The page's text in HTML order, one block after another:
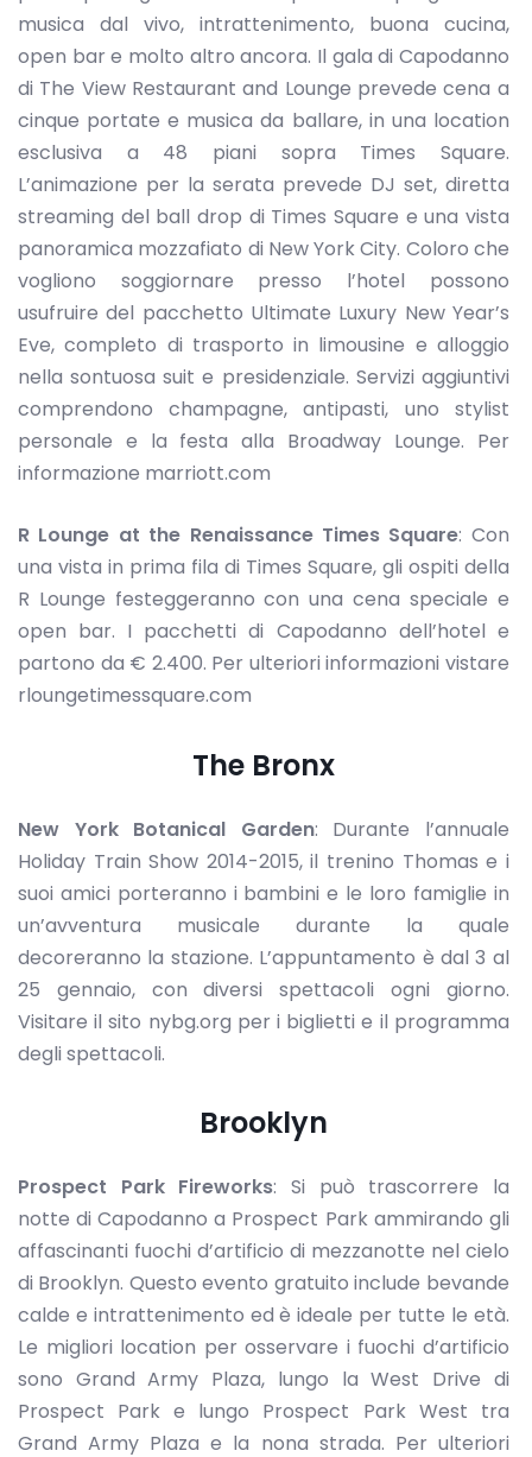
musica dal vivo, intrattenimento, buona cucina,
open bar e molto altro ancora. Il gala di Capodanno
di The View Restaurant and Lounge prevede cena a
cinque portate e musica da ballare, in una location
esclusiva a 48 piani sopra Times Square.
L’animazione per la serata prevede DJ set, diretta
streaming del ball drop di Times Square e una vista
panoramica mozzafiato di New York City. Coloro che
vogliono soggiornare presso l’hotel possono
usufruire del pacchetto Ultimate Luxury New Year’s
Eve, completo di trasporto in limousine e alloggio
nella sontuosa suit e presidenziale. Servizi aggiuntivi
comprendono champagne, antipasti, uno stylist
personale e la festa alla Broadway Lounge. Per
informazione marriott.com
R Lounge at the Renaissance Times Square: Con
una vista in prima fila di Times Square, gli ospiti della
R Lounge festeggeranno con una cena speciale e
open bar. I pacchetti di Capodanno dell’hotel e
partono da € 2.400. Per ulteriori informazioni vistare
rloungetimessquare.com
The Bronx
New York Botanical Garden: Durante l’annuale
Holiday Train Show 2014-2015, il trenino Thomas e i
suoi amici porteranno i bambini e le loro famiglie in
un’avventura musicale durante la quale
decoreranno la stazione. L’appuntamento è dal 3 al
25 gennaio, con diversi spettacoli ogni giorno.
Visitare il sito nybg.org per i biglietti e il programma
degli spettacoli.
Brooklyn
Prospect Park Fireworks: Si può trascorrere la
notte di Capodanno a Prospect Park ammirando gli
affascinanti fuochi d’artificio di mezzanotte nel cielo
di Brooklyn. Questo evento gratuito include bevande
calde e intrattenimento ed è ideale per tutte le età.
Le migliori location per osservare i fuochi d’artificio
sono Grand Army Plaza, lungo la West Drive di
Prospect Park e lungo Prospect Park West tra
Grand Army Plaza e la nona strada. Per ulteriori